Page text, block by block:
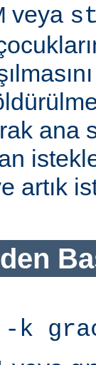
veya
ana
artık
-k